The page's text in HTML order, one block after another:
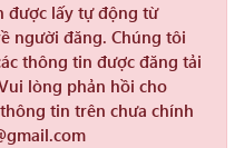
được lấy tự động từ
người đăng. Chúng tôi
thông tin được đăng tải
lòng phản hồi cho
tin trên chưa chính